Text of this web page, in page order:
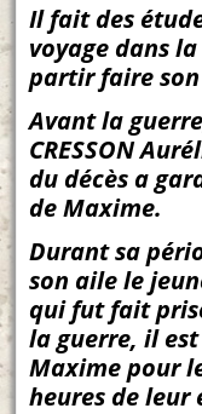
Il fait des
voyage dans
partir faire
Avant la
CRESSON
du décès a
de Maxime.
Durant sa
son aile le
qui fut fait
la guerre, il
Maxime pour
heures de leur